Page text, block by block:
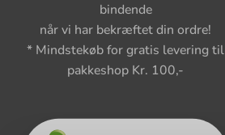
bindende
når vi har bekræftet din ordre!
* Mindstekøb for gratis levering til
pakkeshop Kr. 100,-